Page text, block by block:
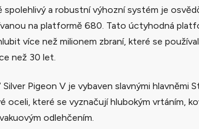
spolehlivý a robustní výhozní systém je
na platformě 680. Tato úctyhodná
více než milionem zbraní, které se
než 30 let.
Pigeon V je vybaven slavnými hlavněmi
oceli, které se vyznačují hlubokým vrtáním,
odlehčením.